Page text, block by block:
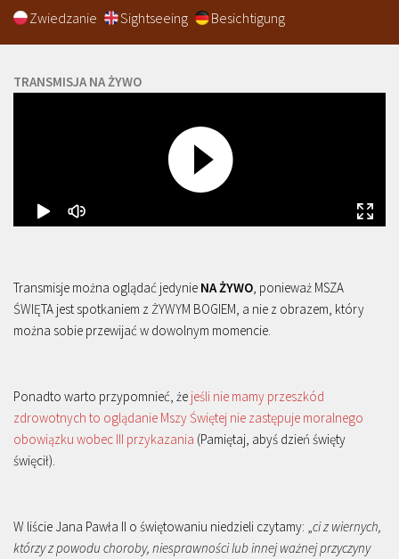
Zwiedzanie Sightseeing Besichtigung
TRANSMISJA NA ŻYWO
Transmisje można oglądać jedynie NA ŻYWO , ponieważ MSZA
ŚWIĘTA jest spotkaniem z ŻYWYM BOGIEM, a nie z obrazem, który
można sobie przewijać w dowolnym momencie.
Ponadto warto przypomnieć, że jeśli nie mamy przeszkód
zdrowotnych to oglądanie Mszy Świętej nie zastępuje moralnego
obowiązku wobec III przykazania (Pamiętaj, abyś dzień święty
święcił).
W liście Jana Pawła II o świętowaniu niedzieli czytamy: „ ci z wiernych,
którzy z powodu choroby, niesprawności lub innej ważnej przyczyny